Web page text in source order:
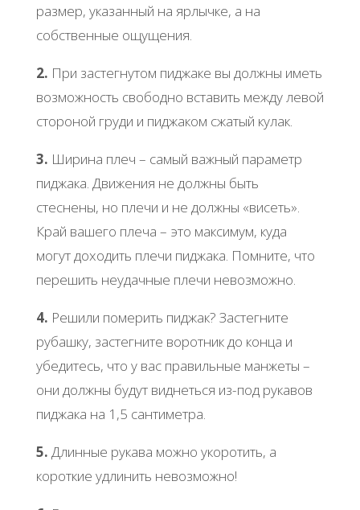
размер, указанный на ярлычке, а на
собственные ощущения.
2. При застегнутом пиджаке вы должны иметь
возможность свободно вставить между левой
стороной груди и пиджаком сжатый кулак.
3. Ширина плеч – самый важный параметр
пиджака. Движения не должны быть
стеснены, но плечи и не должны «висеть».
Край вашего плеча – это максимум, куда
могут доходить плечи пиджака. Помните, что
перешить неудачные плечи невозможно.
4. Решили померить пиджак? Застегните
рубашку, застегните воротник до конца и
убедитесь, что у вас правильные манжеты –
они должны будут виднеться из-под рукавов
пиджака на 1,5 сантиметра.
5. Длинные рукава можно укоротить, а
короткие удлинить невозможно!